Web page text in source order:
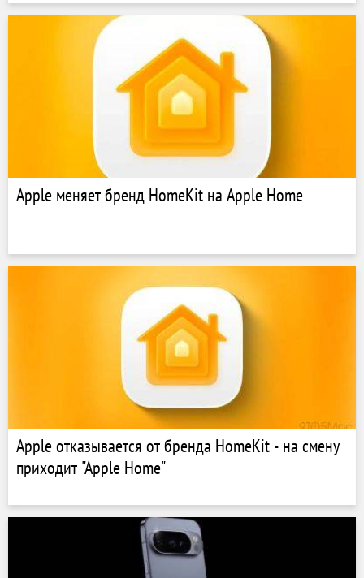
Apple меняет бренд HomeKit на Apple Home
Apple отказывается от бренда HomeKit - на смену
приходит "Apple Home"